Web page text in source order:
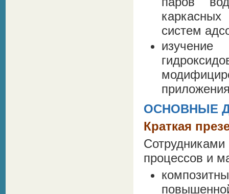
систем
ОСНОВНЫЕ
Краткая
процессов и